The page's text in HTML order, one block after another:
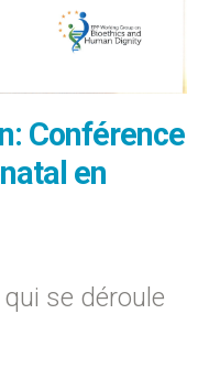
Conférence
en
se déroule